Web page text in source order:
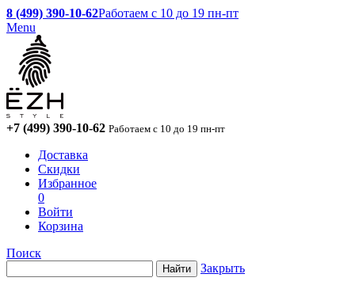
8 (499) 390-10-62Работаем с 10 до 19 пн-пт
Menu
+7 (499) 390-10-62 Работаем с 10 до 19 пн-пт
Доставка
Скидки
Избранное
0
Войти
Корзина
Поиск
Закрыть